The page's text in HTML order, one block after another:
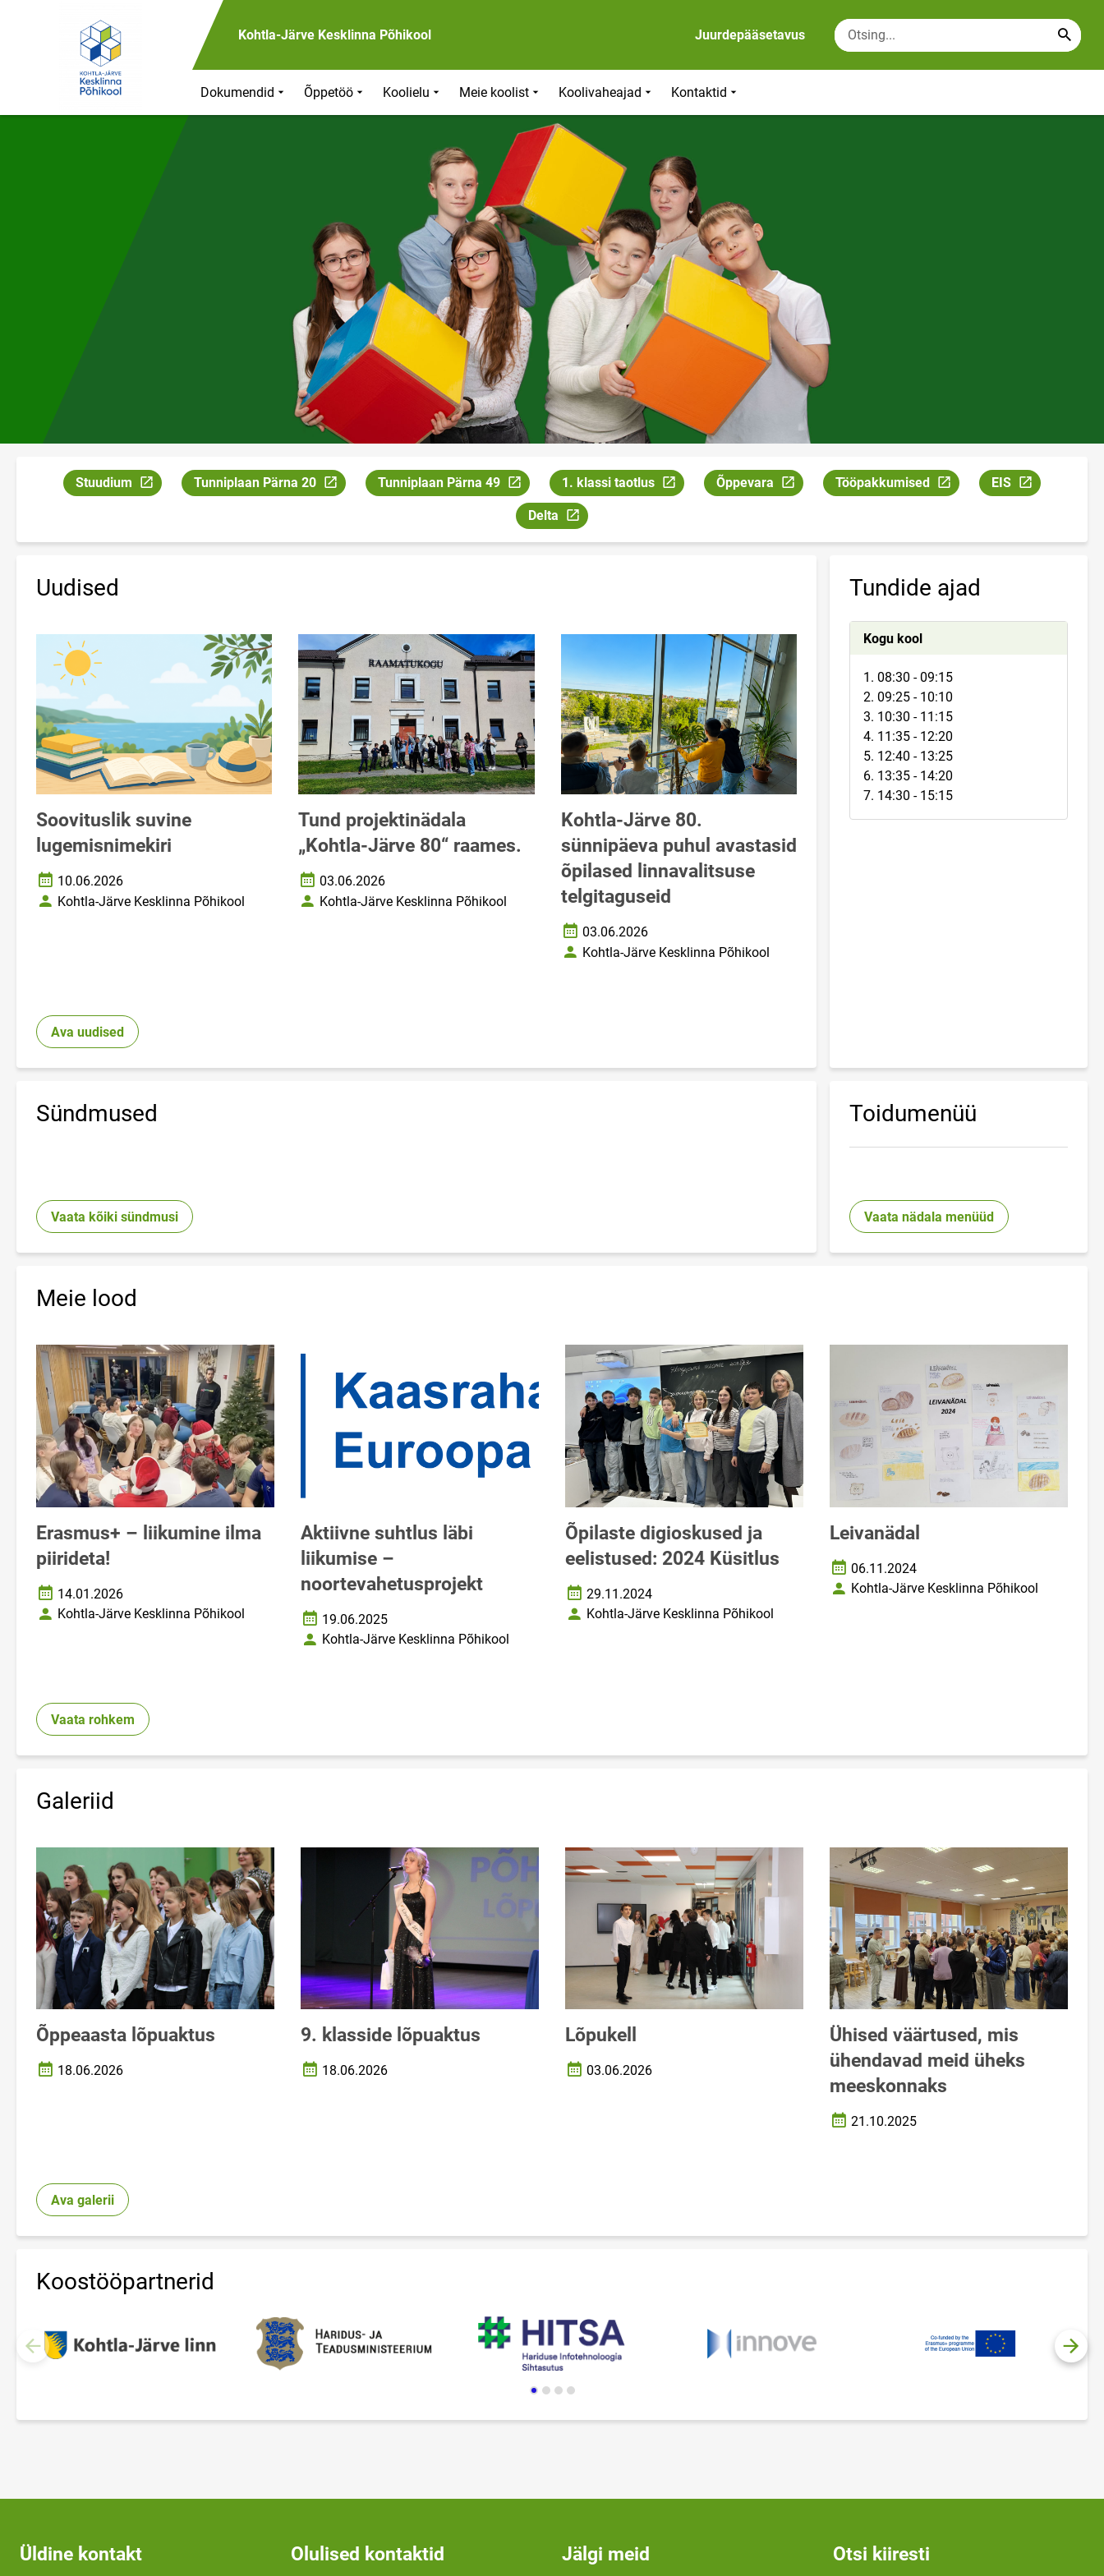
Kohtla-Järve Kesklinna Põhikool Juurdepääsetavus
Dokumendid Õppetöö Koolielu Meie koolist Koolivaheajad Kontaktid
Front page
Stuudium
Link avaneb uuel leheküljelTunniplaan Pärna 20
Link avaneb uuel leheküljel Tunniplaan Pärna 49
Link avaneb uuel leheküljel 1. klassi taotlus
Link avaneb uuel leheküljelÕppevara
Link avaneb uuel leheküljelTööpakkumised
Link avaneb uuel leheküljelEIS
Link avaneb uuel
Delta
Link avaneb uuel leheküljel
Uudised
Soovituslik suvine
lugemisnimekiri
Loomise kuupäev
10.06.2026
AutorKohtla-Järve Kesklinna Põhikool
Tund projektinädala
„Kohtla-Järve 80“ raames.
Loomise kuupäev
03.06.2026
AutorKohtla-Järve Kesklinna Põhikool
Kohtla-Järve 80.
sünnipäeva puhul avastasid
õpilased linnavalitsuse
telgitaguseid
Loomise kuupäev
03.06.2026
AutorKohtla-Järve Kesklinna Põhikool
Ava uudised
Tundide ajad
Kogu kool
1. 08:30 - 09:15
2. 09:25 - 10:10
3. 10:30 - 11:15
4. 11:35 - 12:20
5. 12:40 - 13:25
6. 13:35 - 14:20
7. 14:30 - 15:15
Sündmused
Vaata kõiki sündmusi
Toidumenüü
Vaata nädala menüüd
Meie lood
Erasmus+ – liikumine ilma
piirideta!
Loomise kuupäev
14.01.2026
AutorKohtla-Järve Kesklinna Põhikool
Aktiivne suhtlus läbi
liikumise –
noortevahetusprojekt
Loomise kuupäev
19.06.2025
AutorKohtla-Järve Kesklinna Põhikool
Õpilaste digioskused ja
eelistused: 2024 Küsitlus
Loomise kuupäev
29.11.2024
AutorKohtla-Järve Kesklinna Põhikool
Leivanädal
Loomise kuupäev
06.11.2024
AutorKohtla-Järve Kesklinna Põhikool
Vaata rohkem
Galeriid
Õppeaasta lõpuaktus
Loomise kuupäev
18.06.2026
9. klasside lõpuaktus
Loomise kuupäev
18.06.2026
Lõpukell
Loomise kuupäev
03.06.2026
Ühised väärtused, mis
ühendavad meid üheks
meeskonnaks
Loomise kuupäev
21.10.2025
Ava galerii
Koostööpartnerid
Üldine kontakt Olulised kontaktid Jälgi meid Otsi kiiresti